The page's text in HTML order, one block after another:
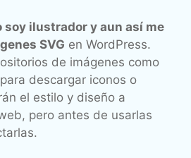
soy ilustrador y aun así me
SVG en WordPress.
de imágenes como
para descargar iconos o
el estilo y diseño a
pero antes de usarlas